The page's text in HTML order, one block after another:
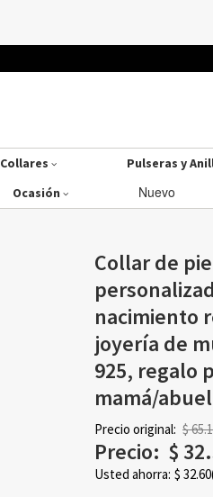
Collares Pulseras y
Ocasión Nuevo
Collar de
nacimiento
joyería de
925, regalo
mamá/
Precio original: $
Precio: $
Usted ahorra: $ 32.60